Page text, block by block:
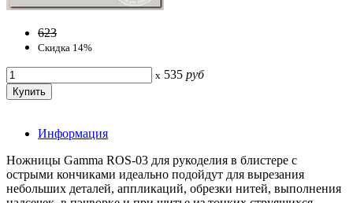
623
Скидка 14%
x 535 руб
Информация
Ножницы Gamma ROS-03 для рукоделия в блистере с
острыми кончиками идеально подойдут для вырезания
небольших деталей, аппликаций, обрезки нитей, выполнения